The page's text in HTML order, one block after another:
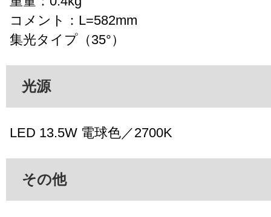
コメント：L=582mm
集光タイプ（35°）
光源
LED 13.5W 電球色／2700K
その他